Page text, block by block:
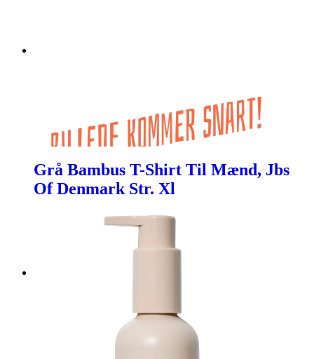
Grå Bambus T-Shirt Til Mænd, Jbs
Of Denmark Str. Xl